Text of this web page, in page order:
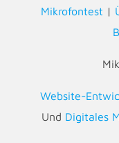
Mikrofontest |
Website-
Und Digitales